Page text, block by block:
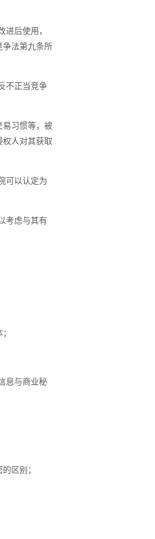
后使用，
争法第九条所
不正当竞争
易习惯等，被
人对其获取
可以认定为
考虑与其有
息与商业秘
区别；